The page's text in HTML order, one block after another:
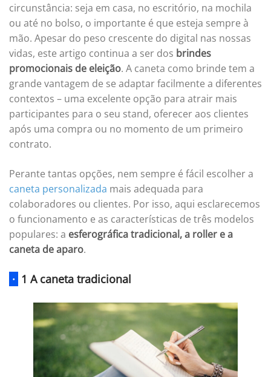
circunstância: seja em casa, no escritório, na mochila
ou até no bolso, o importante é que esteja sempre à
mão. Apesar do peso crescente do digital nas nossas
vidas, este artigo continua a ser dos brindes
promocionais de eleição. A caneta como brinde tem a
grande vantagem de se adaptar facilmente a diferentes
contextos – uma excelente opção para atrair mais
participantes para o seu stand, oferecer aos clientes
após uma compra ou no momento de um primeiro
contrato.
Perante tantas opções, nem sempre é fácil escolher a
caneta personalizada mais adequada para
colaboradores ou clientes. Por isso, aqui esclarecemos
o funcionamento e as características de três modelos
populares: a esferográfica tradicional, a roller e a
caneta de aparo.
· 1 A caneta tradicional